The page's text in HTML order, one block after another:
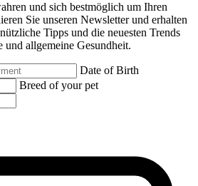
und sich bestmöglich um Ihren
Sie unseren Newsletter und erhalten
Tipps und die neuesten Trends
allgemeine Gesundheit.
Date of Birth
Breed of your pet